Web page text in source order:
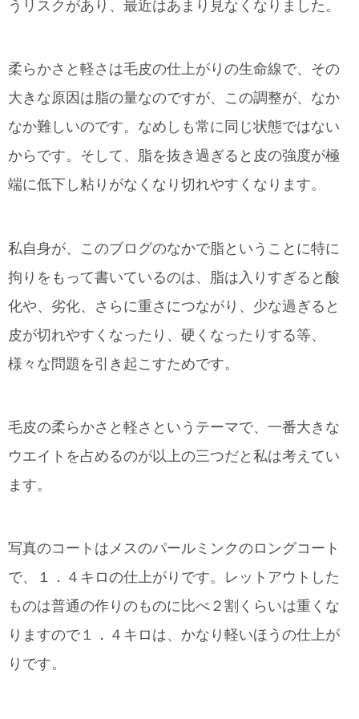
うリスクがあり、最近はあまり見なくなりました。
柔らかさと軽さは毛皮の仕上がりの生命線で、その
大きな原因は脂の量なのですが、この調整が、なか
なか難しいのです。なめしも常に同じ状態ではない
からです。そして、脂を抜き過ぎると皮の強度が極
端に低下し粘りがなくなり切れやすくなります。
私自身が、このブログのなかで脂ということに特に
拘りをもって書いているのは、脂は入りすぎると酸
化や、劣化、さらに重さにつながり、少な過ぎると
皮が切れやすくなったり、硬くなったりする等、
様々な問題を引き起こすためです。
毛皮の柔らかさと軽さというテーマで、一番大きな
ウエイトを占めるのが以上の三つだと私は考えてい
ます。
写真のコートはメスのパールミンクのロングコート
で、１．４キロの仕上がりです。レットアウトした
ものは普通の作りのものに比べ２割くらいは重くな
りますので１．４キロは、かなり軽いほうの仕上が
りです。